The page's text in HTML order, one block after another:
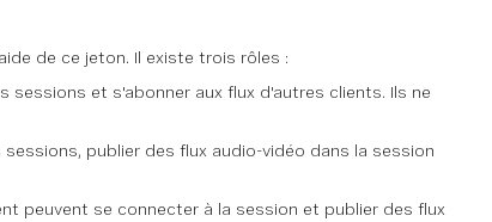
de ce jeton. Il existe trois rôles :
et s'abonner aux flux d'autres clients. Ils ne
publier des flux audio-vidéo dans la session
peuvent se connecter à la session et publier des flux